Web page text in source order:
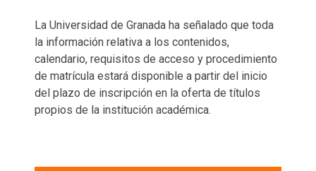
La Universidad de Granada ha señalado que toda
la información relativa a los contenidos,
calendario, requisitos de acceso y procedimiento
de matrícula estará disponible a partir del inicio
del plazo de inscripción en la oferta de títulos
propios de la institución académica.